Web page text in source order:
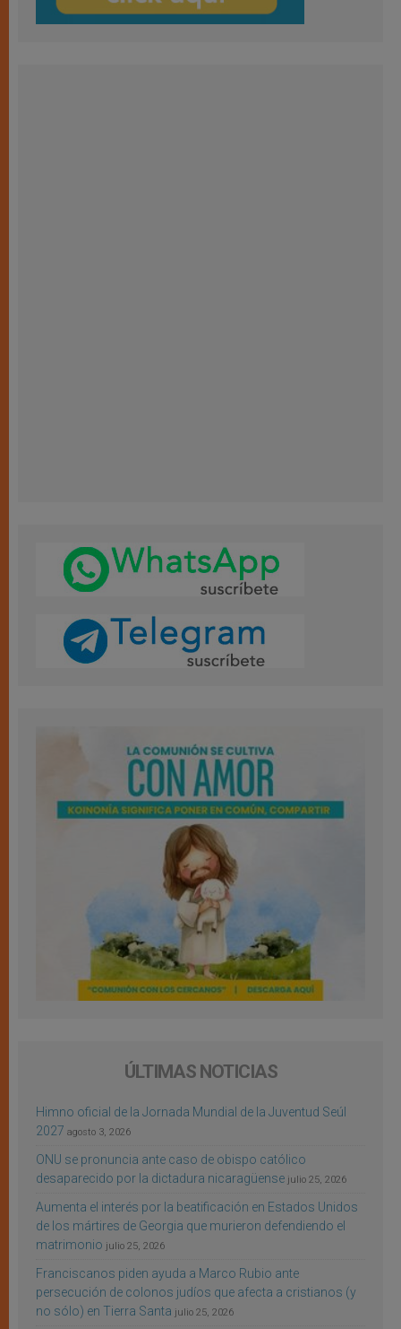
ÚLTIMAS NOTICIAS
Himno oficial de la Jornada Mundial de la Juventud Seúl
2027 agosto 3, 2026
ONU se pronuncia ante caso de obispo católico
desaparecido por la dictadura nicaragüense julio 25, 2026
Aumenta el interés por la beatificación en Estados Unidos
de los mártires de Georgia que murieron defendiendo el
matrimonio julio 25, 2026
Franciscanos piden ayuda a Marco Rubio ante
persecución de colonos judíos que afecta a cristianos (y
no sólo) en Tierra Santa julio 25, 2026